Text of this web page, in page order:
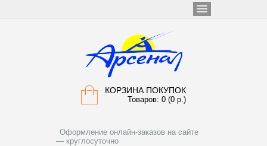
КОРЗИНА ПОКУПОК
Товаров: 0 (0 р.)
Оформление онлайн-заказов на сайте
— круглосуточно